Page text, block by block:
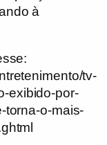
à
tv-
exibido-por-
torna-o-mais-